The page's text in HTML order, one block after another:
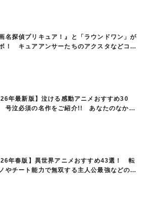
画名探偵プリキュア！』と「ラウンドワン」が
！ キュアアンサーたちのアクスタなどコラ
年最新版】泣ける感動アニメおすすめ30
号泣必須の名作をご紹介!! あなたのなかの
年春版】異世界アニメおすすめ43選！ 転
やチート能力で無双する主人公最強などの人